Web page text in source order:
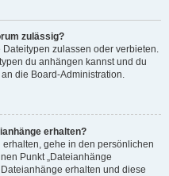
zulässig?
zulassen oder verbieten.
du anhängen kannst und du
die Board-Administration.
erhalten?
gehe in den persönlichen
Punkt „Dateianhänge
erhalten und diese